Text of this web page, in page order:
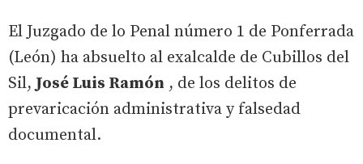
El Juzgado de lo Penal número 1 de Ponferrada
(León) ha absuelto al exalcalde de Cubillos del
Sil, José Luis Ramón , de los delitos de
prevaricación administrativa y falsedad
documental.